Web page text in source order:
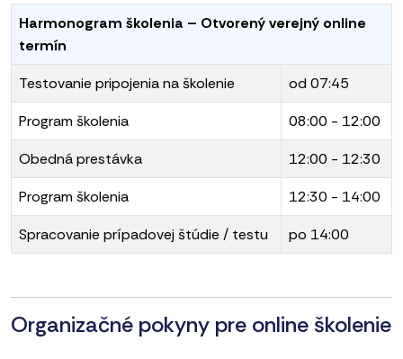
Harmonogram školenia – Otvorený verejný online
termín
Testovanie pripojenia na školenie
od 07:45
Program školenia
08:00 - 12:00
Obedná prestávka
12:00 - 12:30
Program školenia
12:30 - 14:00
Spracovanie prípadovej štúdie / testu
po 14:00
Organizačné pokyny pre online školenie